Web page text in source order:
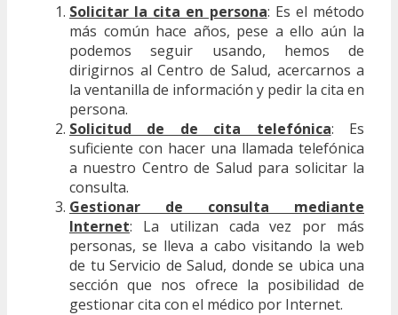
Solicitar la cita en persona: Es el método
más común hace años, pese a ello aún la
podemos seguir usando, hemos de
dirigirnos al Centro de Salud, acercarnos a
la ventanilla de información y pedir la cita en
persona.
Solicitud de de cita telefónica: Es
suficiente con hacer una llamada telefónica
a nuestro Centro de Salud para solicitar la
consulta.
Gestionar de consulta mediante
Internet: La utilizan cada vez por más
personas, se lleva a cabo visitando la web
de tu Servicio de Salud, donde se ubica una
sección que nos ofrece la posibilidad de
gestionar cita con el médico por Internet.